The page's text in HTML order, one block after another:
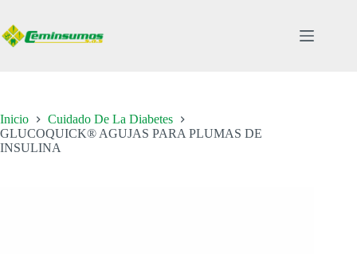
contenido
Inicio
Cuidado De La Diabetes
GLUCOQUICK® AGUJAS PARA PLUMAS DE
INSULINA